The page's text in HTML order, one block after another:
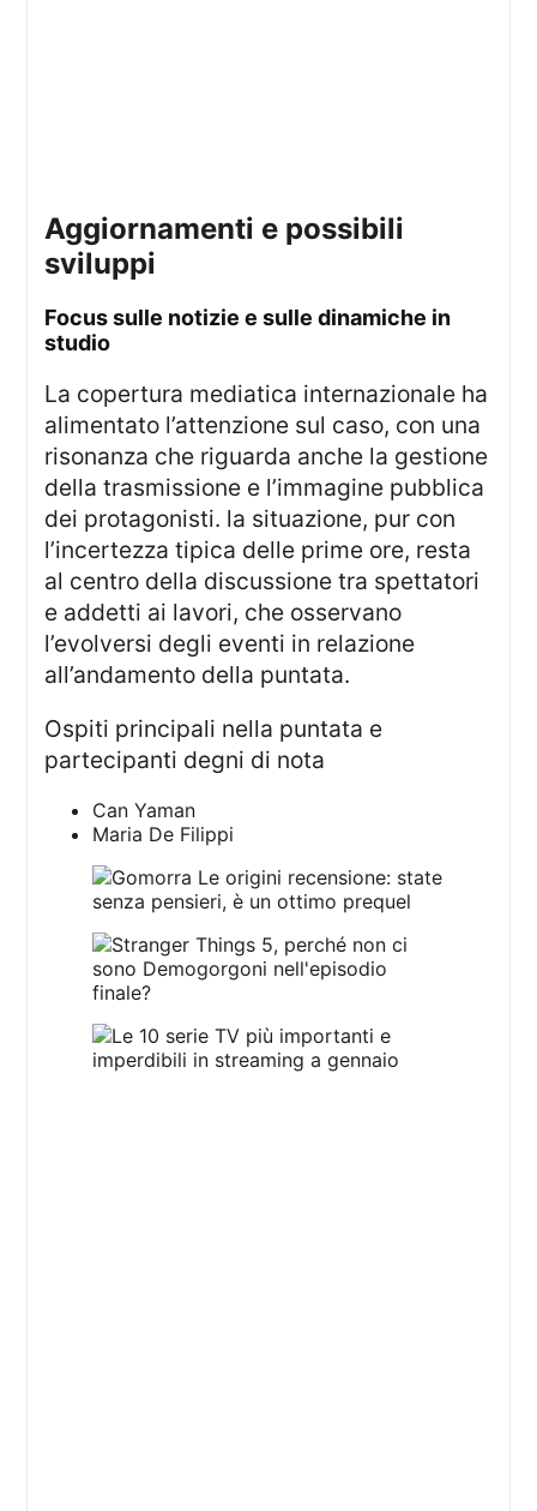
aggiornamenti e possibili
sviluppi
focus sulle notizie e sulle dinamiche in
studio
la copertura mediatica internazionale ha
alimentato l’attenzione sul caso, con una
risonanza che riguarda anche la gestione
della trasmissione e l’immagine pubblica
dei protagonisti. la situazione, pur con
l’incertezza tipica delle prime ore, resta
al centro della discussione tra spettatori
e addetti ai lavori, che osservano
l’evolversi degli eventi in relazione
all’andamento della puntata.
ospiti principali nella puntata e
partecipanti degni di nota
Can Yaman
Maria De Filippi